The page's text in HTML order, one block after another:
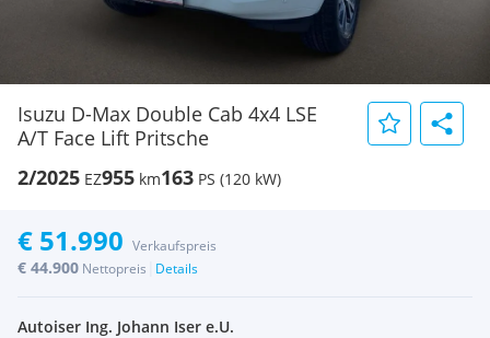
Isuzu D-Max Double Cab 4x4 LSE
A/T Face Lift Pritsche
2/2025 EZ955 km163 PS (120 kW)
€ 51.990 Verkaufspreis
€ 44.900 Nettopreis Details
Autoiser Ing. Johann Iser e.U.